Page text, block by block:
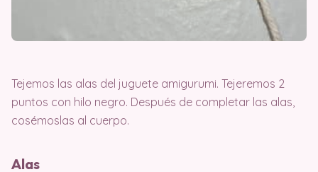
Tejemos las alas del juguete amigurumi. Tejeremos 2
puntos con hilo negro. Después de completar las alas,
cosémoslas al cuerpo.
Alas